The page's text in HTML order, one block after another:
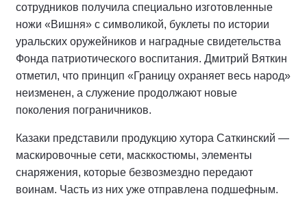
сотрудников получила специально изготовленные
ножи «Вишня» с символикой, буклеты по истории
уральских оружейников и наградные свидетельства
Фонда патриотического воспитания. Дмитрий Вяткин
отметил, что принцип «Границу охраняет весь народ»
неизменен, а служение продолжают новые
поколения пограничников.
Казаки представили продукцию хутора Саткинский —
маскировочные сети, масккостюмы, элементы
снаряжения, которые безвозмездно передают
воинам. Часть из них уже отправлена подшефным.